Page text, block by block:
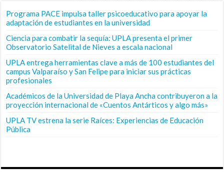
Programa PACE impulsa taller psicoeducativo para apoyar la
adaptación de estudiantes en la universidad
Ciencia para combatir la sequía: UPLA presenta el primer
Observatorio Satelital de Nieves a escala nacional
UPLA entrega herramientas clave a más de 100 estudiantes del
campus Valparaíso y San Felipe para iniciar sus prácticas
profesionales
Académicos de la Universidad de Playa Ancha contribuyeron a la
proyección internacional de «Cuentos Antárticos y algo más»
UPLA TV estrena la serie Raíces: Experiencias de Educación
Pública